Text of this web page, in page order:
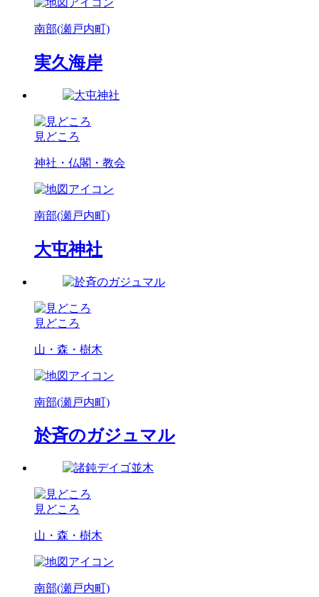
南部(瀬戸内町)
実久海岸
見どころ
神社・仏閣・教会
南部(瀬戸内町)
大屯神社
見どころ
山・森・樹木
南部(瀬戸内町)
於斉のガジュマル
見どころ
山・森・樹木
南部(瀬戸内町)